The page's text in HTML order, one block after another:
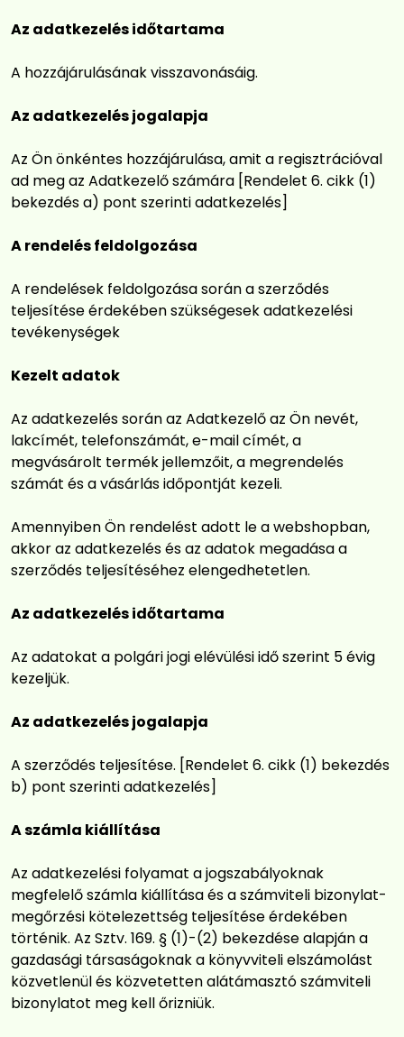
Az adatkezelés időtartama
A hozzájárulásának visszavonásáig.
Az adatkezelés jogalapja
Az Ön önkéntes hozzájárulása, amit a regisztrációval
ad meg az Adatkezelő számára [Rendelet 6. cikk (1)
bekezdés a) pont szerinti adatkezelés]
A rendelés feldolgozása
A rendelések feldolgozása során a szerződés
teljesítése érdekében szükségesek adatkezelési
tevékenységek
Kezelt adatok
Az adatkezelés során az Adatkezelő az Ön nevét,
lakcímét, telefonszámát, e-mail címét, a
megvásárolt termék jellemzőit, a megrendelés
számát és a vásárlás időpontját kezeli.
Amennyiben Ön rendelést adott le a webshopban,
akkor az adatkezelés és az adatok megadása a
szerződés teljesítéséhez elengedhetetlen.
Az adatkezelés időtartama
Az adatokat a polgári jogi elévülési idő szerint 5 évig
kezeljük.
Az adatkezelés jogalapja
A szerződés teljesítése. [Rendelet 6. cikk (1) bekezdés
b) pont szerinti adatkezelés]
A számla kiállítása
Az adatkezelési folyamat a jogszabályoknak
megfelelő számla kiállítása és a számviteli bizonylat-
megőrzési kötelezettség teljesítése érdekében
történik. Az Sztv. 169. § (1)-(2) bekezdése alapján a
gazdasági társaságoknak a könyvviteli elszámolást
közvetlenül és közvetetten alátámasztó számviteli
bizonylatot meg kell őrizniük.